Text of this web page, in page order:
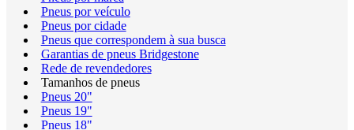
Pneus por veículo
Pneus por cidade
Pneus que correspondem à sua busca
Garantias de pneus Bridgestone
Rede de revendedores
Tamanhos de pneus
Pneus 20"
Pneus 19"
Pneus 18"